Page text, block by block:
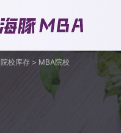
院校库存 > MBA院校